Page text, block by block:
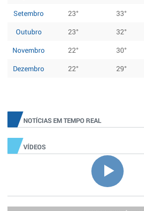
Setembro
23° 33°
Outubro
23° 32°
Novembro
22° 30°
Dezembro
22° 29°
NOTÍCIAS EM TEMPO REAL
VÍDEOS